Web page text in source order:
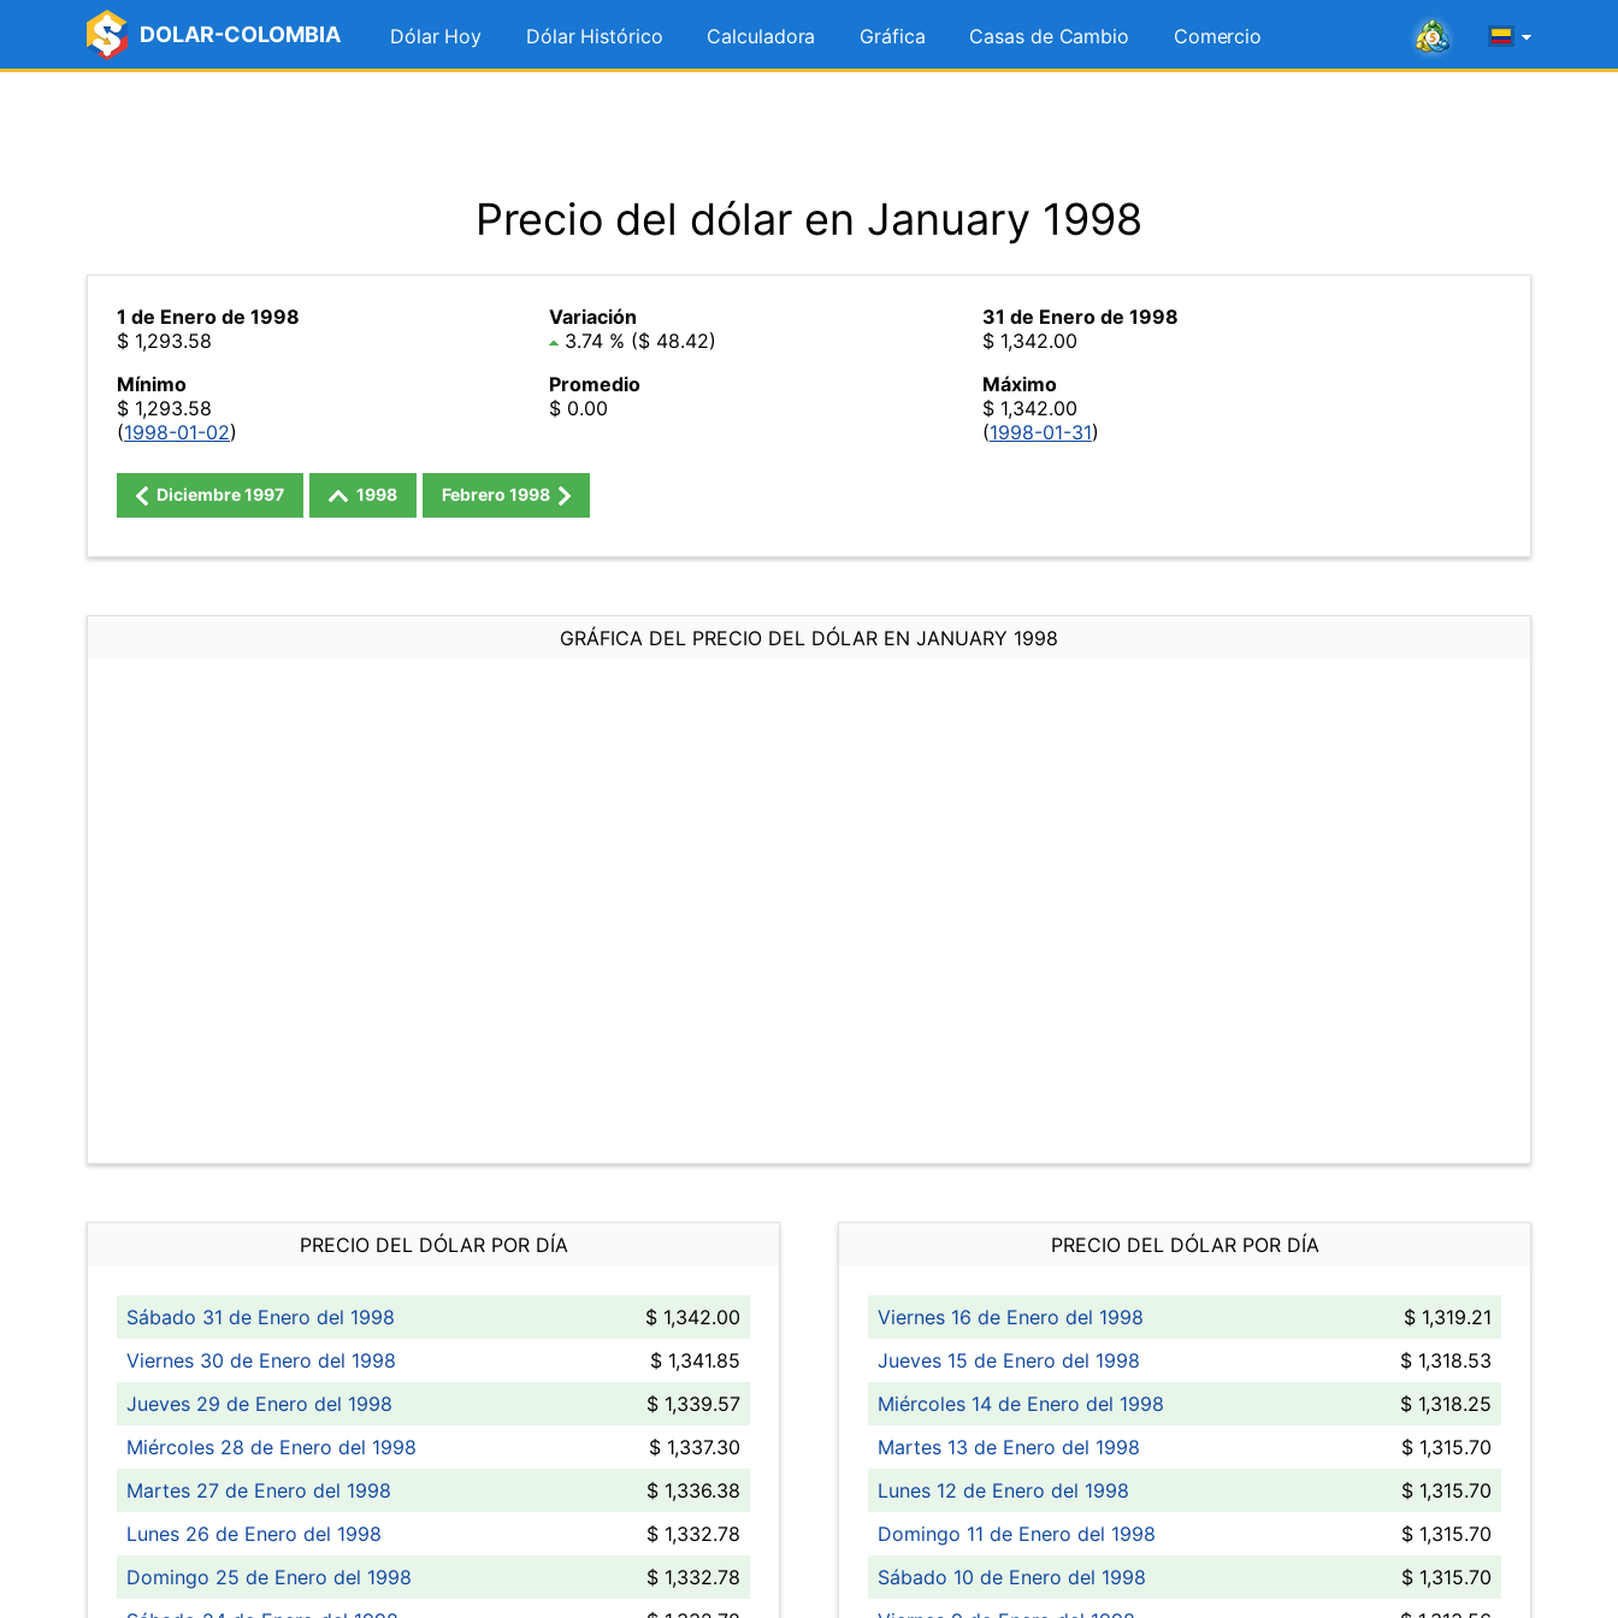
DOLAR-COLOMBIA Dólar Hoy Dólar Histórico Calculadora Gráfica Casas de Cambio Comercio
Precio del dólar en January 1998
1 de Enero de 1998
$ 1,293.58
Variación
3.74 % ($ 48.42)
31 de Enero de 1998
$ 1,342.00
Mínimo
$ 1,293.58
(1998-01-02)
Promedio
$ 0.00
Máximo
$ 1,342.00
(1998-01-31)
Diciembre1997 1998 Febrero 1998
GRÁFICA DEL PRECIO DEL DÓLAR EN JANUARY 1998
PRECIO DEL DÓLAR POR DÍA
Sábado 31 de Enero del 1998
$ 1,342.00
Viernes 30 de Enero del 1998
$ 1,341.85
Jueves 29 de Enero del 1998
$ 1,339.57
Miércoles 28 de Enero del 1998
$ 1,337.30
Martes 27 de Enero del 1998
$ 1,336.38
Lunes 26 de Enero del 1998
$ 1,332.78
Domingo 25 de Enero del 1998
$ 1,332.78
PRECIO DEL DÓLAR POR DÍA
Viernes 16 de Enero del 1998
$ 1,319.21
Jueves 15 de Enero del 1998
$ 1,318.53
Miércoles 14 de Enero del 1998
$ 1,318.25
Martes 13 de Enero del 1998
$ 1,315.70
Lunes 12 de Enero del 1998
$ 1,315.70
Domingo 11 de Enero del 1998
$ 1,315.70
Sábado 10 de Enero del 1998
$ 1,315.70